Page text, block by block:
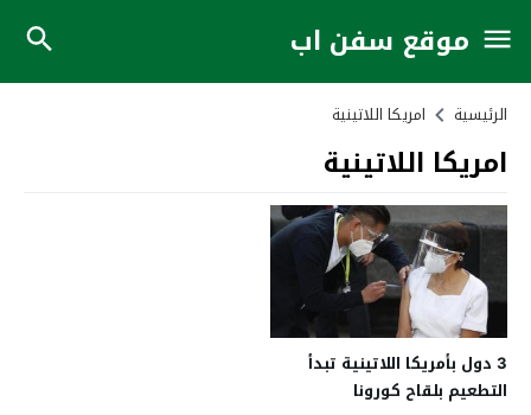
موقع سفن اب
الرئيسية امريكا اللاتينية
امريكا اللاتينية
3 دول بأمريكا اللاتينية تبدأ
التطعيم بلقاح كورونا